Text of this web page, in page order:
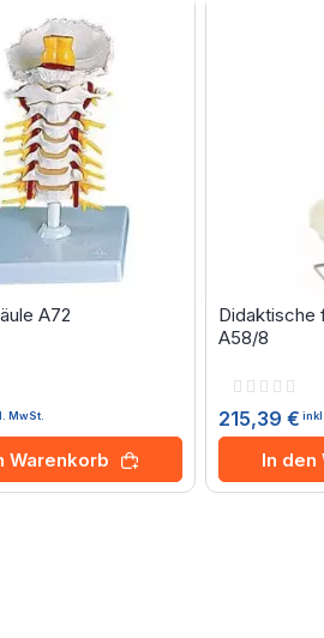
A72
MwSt.
Warenkorb
Didaktische
A58/8
Rating:
215,39 €
In den